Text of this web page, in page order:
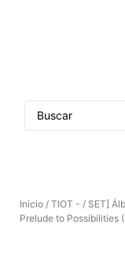
Inicio / TIOT - / SET]
Prelude to Possibilities